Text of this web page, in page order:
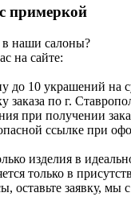
примеркой
в наши салоны?
на сайте:
до 10 украшений на
заказа по г.
при получении
ссылке при
изделия в
только в
оставьте заявку, мы